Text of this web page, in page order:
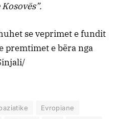
se veprimet e fundit
premtimet e bëra nga
Evropiane